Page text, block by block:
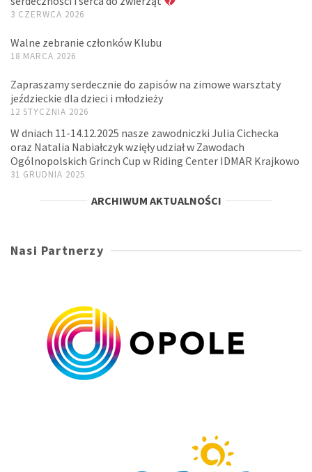
3 CZERWCA 2026
Walne zebranie członków Klubu
18 MARCA 2026
Zapraszamy serdecznie do zapisów na zimowe warsztaty
jeździeckie dla dzieci i młodzieży
12 STYCZNIA 2026
W dniach 11-14.12.2025 nasze zawodniczki Julia Cichecka
oraz Natalia Nabiałczyk wzięły udział w Zawodach
Ogólnopolskich Grinch Cup w Riding Center IDMAR Krajkowo
31 GRUDNIA 2025
ARCHIWUM AKTUALNOŚCI
Nasi Partnerzy